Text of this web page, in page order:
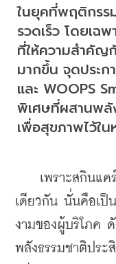
ในยุคที่พฤติกรร
รวดเร็ว โดยเฉ
ที่ให้ความสำคัญ
มากขึ้น จุดประ
และ WOOPS
พิเศษที่ผสานพลั
เพื่อสุขภาพไว้ใ
เพราะสกินแคร์
เดียวกัน นั่นคือเ
งามของผู้บริโภค
พลังธรรมชาติประ